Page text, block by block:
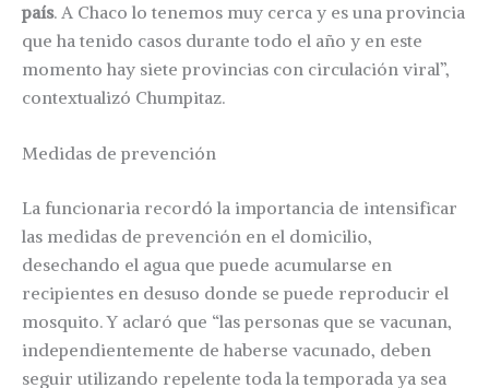
país. A Chaco lo tenemos muy cerca y es una provincia
que ha tenido casos durante todo el año y en este
momento hay siete provincias con circulación viral”,
contextualizó Chumpitaz.
Medidas de prevención
La funcionaria recordó la importancia de intensificar
las medidas de prevención en el domicilio,
desechando el agua que puede acumularse en
recipientes en desuso donde se puede reproducir el
mosquito. Y aclaró que “las personas que se vacunan,
independientemente de haberse vacunado, deben
seguir utilizando repelente toda la temporada ya sea